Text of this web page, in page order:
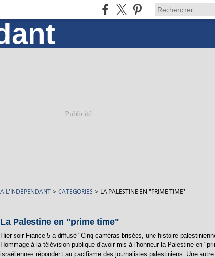
Publicité
A L'INDÉPENDANT > CATEGORIES > LA PALESTINE EN "PRIME TIME"
La Palestine en "prime time"
Hier soir France 5 a diffusé "Cinq caméras brisées, une histoire
Hommage à la télévision publique d'avoir mis à l'honneur la Palestine en
israéliennes répondent au pacifisme des journalistes palestiniens. Une autre